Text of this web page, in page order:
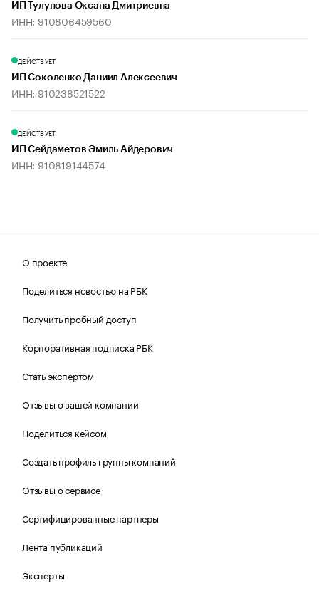
ИП Тулупова Оксана Дмитриевна
ИНН: 910806459560
ДЕЙСТВУЕТ
ИП Соколенко Даниил Алексеевич
ИНН: 910238521522
ДЕЙСТВУЕТ
ИП Сейдаметов Эмиль Айдерович
ИНН: 910819144574
О проекте
Поделиться новостью на РБК
Получить пробный доступ
Корпоративная подписка РБК
Стать экспертом
Отзывы о вашей компании
Поделиться кейсом
Создать профиль группы компаний
Отзывы о сервисе
Сертифицированные партнеры
Лента публикаций
Эксперты